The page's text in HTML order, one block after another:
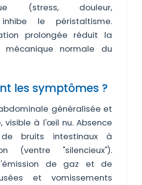
(stress, douleur,
le péristaltisme.
prolongée réduit la
mécanique normale du
les symptômes ?
généralisée et
visible à l'œil nu. Absence
bruits intestinaux à
(ventre "silencieux").
de gaz et de
et vomissements